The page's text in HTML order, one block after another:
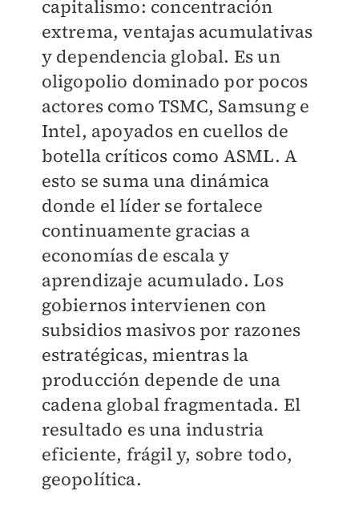
capitalismo: concentración
extrema, ventajas acumulativas
y dependencia global. Es un
oligopolio dominado por pocos
actores como TSMC, Samsung e
Intel, apoyados en cuellos de
botella críticos como ASML. A
esto se suma una dinámica
donde el líder se fortalece
continuamente gracias a
economías de escala y
aprendizaje acumulado. Los
gobiernos intervienen con
subsidios masivos por razones
estratégicas, mientras la
producción depende de una
cadena global fragmentada. El
resultado es una industria
eficiente, frágil y, sobre todo,
geopolítica.